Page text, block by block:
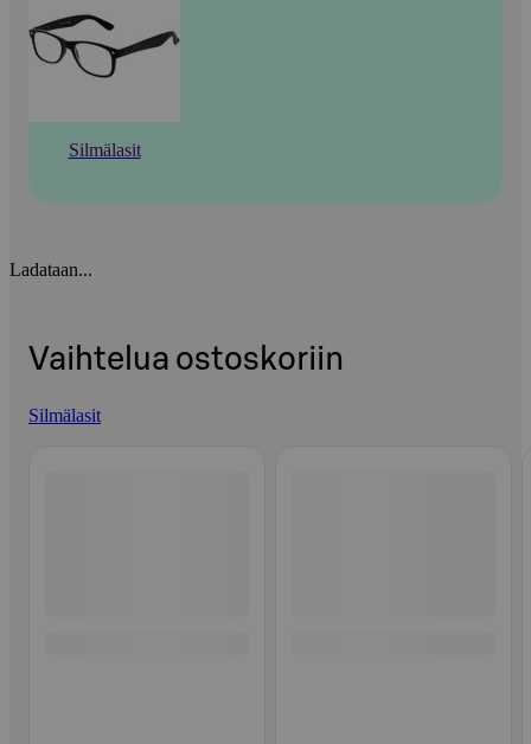
Silmälasit
Ladataan...
Vaihtelua ostoskoriin
Silmälasit